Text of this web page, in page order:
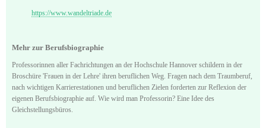
https://www.wandeltriade.de
Mehr zur Berufsbiographie
Professorinnen aller Fachrichtungen an der Hochschule Hannover schildern in der
Broschüre 'Frauen in der Lehre' ihren beruflichen Weg. Fragen nach dem Traumberuf,
nach wichtigen Karrierestationen und beruflichen Zielen forderten zur Reflexion der
eigenen Berufsbiographie auf. Wie wird man Professorin? Eine Idee des
Gleichstellungsbüros.